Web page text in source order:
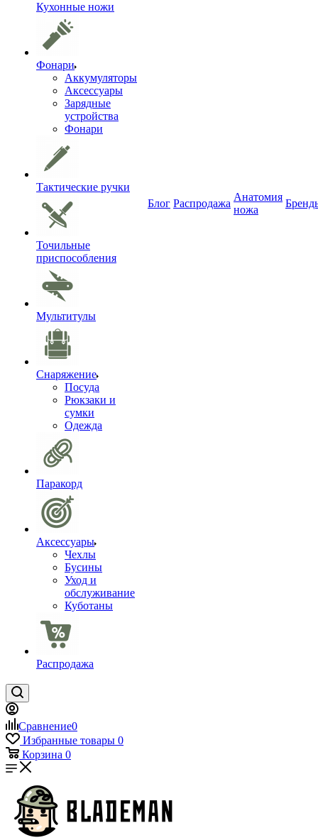
Кухонные ножи
Фонари
Аккумуляторы
Аксессуары
Зарядные
устройства
Фонари
Тактические ручки
Точильные
приспособления
Мультитулы
Снаряжение
Посуда
Рюкзаки и
сумки
Одежда
Паракорд
Аксессуары
Чехлы
Бусины
Уход и
обслуживание
Куботаны
Распродажа
Блог Распродажа
Анатомия
ножа
Сравнение0
Избранные товары 0
Корзина 0